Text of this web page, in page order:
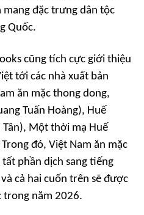
mang đặc trưng dân tộc
Quốc.
cũng tích cực giới thiệu
tới các nhà xuất bản
ăn mặc thong dong,
Tuấn Hoàng), Huế
Tân), Một thời mạ Huế
đó, Việt Nam ăn mặc
phần dịch sang tiếng
cả hai cuốn trên sẽ được
trong năm 2026.